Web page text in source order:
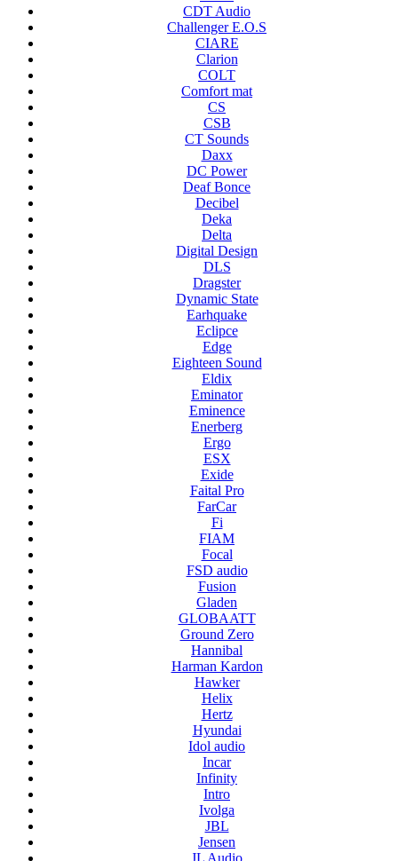
CDT Audio
Challenger E.O.S
CIARE
Clarion
COLT
Comfort mat
CS
CSB
CT Sounds
Daxx
DC Power
Deaf Bonce
Decibel
Deka
Delta
Digital Design
DLS
Dragster
Dynamic State
Earhquake
Eclipce
Edge
Eighteen Sound
Eldix
Eminator
Eminence
Enerberg
Ergo
ESX
Exide
Faital Pro
FarCar
Fi
FIAM
Focal
FSD audio
Fusion
Gladen
GLOBAATT
Ground Zero
Hannibal
Harman Kardon
Hawker
Helix
Hertz
Hyundai
Idol audio
Incar
Infinity
Intro
Ivolga
JBL
Jensen